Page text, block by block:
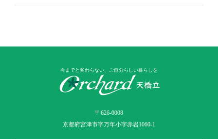
今までと変わらない、ご自分らしい暮らしを
〒626-0008
京都府宮津市字万年小字赤岩1060-1